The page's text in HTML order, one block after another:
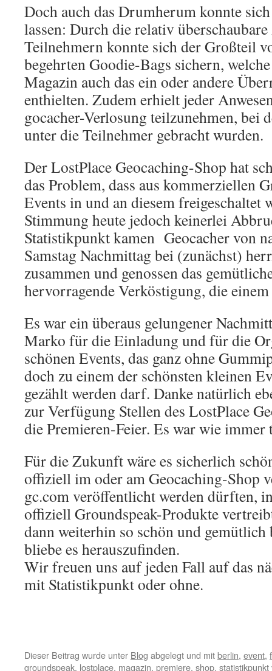
Doch auch das Drumherum konnte
lassen: Durch die relativ
Teilnehmern konnte sich der Großteil
begehrten Goodie-Bags sichern,
Magazin auch das ein oder andere
enthielten. Zudem erhielt jeder
gocacher-Verlosung teilzunehmen, bei
unter die Teilnehmer gebracht wurden.
Der LostPlace Geocaching-Shop hat
das Problem, dass aus kommerziellen
Events in und an diesem freigeschaltet
Stimmung heute jedoch keinerlei
Statistikpunkt kamen Geocacher von
Samstag Nachmittag bei (zunächst)
zusammen und genossen das
hervorragende Verköstigung, die
Es war ein überaus gelungener
Marko für die Einladung und für die
schönen Events, das ganz ohne
doch zu einem der schönsten kleinen
gezählt werden darf. Danke natürlich
zur Verfügung Stellen des LostPlace
die Premieren-Feier. Es war wie
Für die Zukunft wäre es sicherlich
offiziell im oder am Geocaching-Shop
gc.com veröffentlicht werden dürften,
offiziell Groundspeak-Produkte
dann weiterhin so schön und gemütlich
bliebe es herauszufinden.
Wir freuen uns auf jeden Fall auf das
mit Statistikpunkt oder ohne.
Dieser Beitrag wurde unter Blog abgelegt und mitberlin, event,
groundspeak, lostplace, magazin, premiere, shop, statistikpunkt